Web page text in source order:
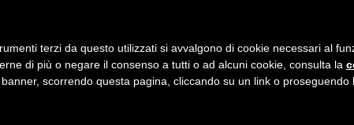
terzi da questo utilizzati si avvalgono di cookie necessari al
di più o negare il consenso a tutti o ad alcuni cookie, consulta la
scorrendo questa pagina, cliccando su un link o